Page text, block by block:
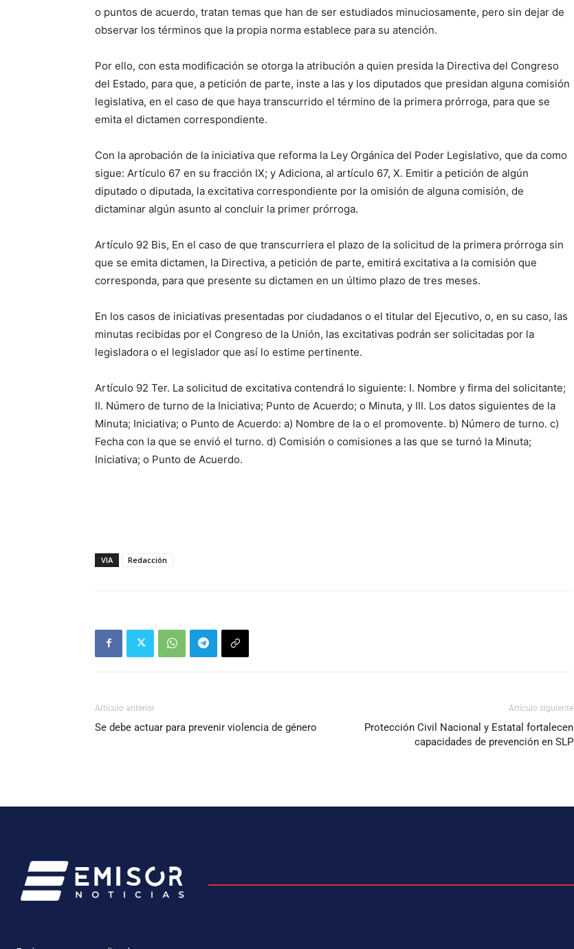
o puntos de acuerdo, tratan temas que han de ser estudiados minuciosamente, pero sin dejar de
observar los términos que la propia norma establece para su atención.
Por ello, con esta modificación se otorga la atribución a quien presida la Directiva del Congreso
del Estado, para que, a petición de parte, inste a las y los diputados que presidan alguna comisión
legislativa, en el caso de que haya transcurrido el término de la primera prórroga, para que se
emita el dictamen correspondiente.
Con la aprobación de la iniciativa que reforma la Ley Orgánica del Poder Legislativo, que da como
sigue: Artículo 67 en su fracción IX; y Adiciona, al artículo 67, X. Emitir a petición de algún
diputado o diputada, la excitativa correspondiente por la omisión de alguna comisión, de
dictaminar algún asunto al concluir la primer prórroga.
Artículo 92 Bis, En el caso de que transcurriera el plazo de la solicitud de la primera prórroga sin
que se emita dictamen, la Directiva, a petición de parte, emitirá excitativa a la comisión que
corresponda, para que presente su dictamen en un último plazo de tres meses.
En los casos de iniciativas presentadas por ciudadanos o el titular del Ejecutivo, o, en su caso, las
minutas recibidas por el Congreso de la Unión, las excitativas podrán ser solicitadas por la
legisladora o el legislador que así lo estime pertinente.
Artículo 92 Ter. La solicitud de excitativa contendrá lo siguiente: I. Nombre y firma del solicitante;
II. Número de turno de la Iniciativa; Punto de Acuerdo; o Minuta, y III. Los datos siguientes de la
Minuta; Iniciativa; o Punto de Acuerdo: a) Nombre de la o el promovente. b) Número de turno. c)
Fecha con la que se envió el turno. d) Comisión o comisiones a las que se turnó la Minuta;
Iniciativa; o Punto de Acuerdo.
VIA Redacción
Artículo anterior
Se debe actuar para prevenir violencia de género
Artículo siguiente
Protección Civil Nacional y Estatal fortalecen
capacidades de prevención en SLP